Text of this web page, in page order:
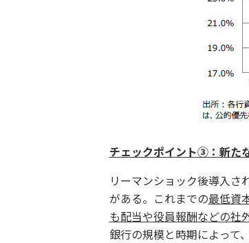
チェックポイント③：新た
リーマンショック後導入さ
がある。これまでの最低資
も配当や役員報酬などの社
銀行の規模と時期によって